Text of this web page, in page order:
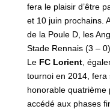
fera le plaisir d’être
et 10 juin prochains.
de la Poule D, les
Stade Rennais (3 –
LeFC Lorient,
tournoi en 2014, fera
honorable quatrième
accédé aux phases